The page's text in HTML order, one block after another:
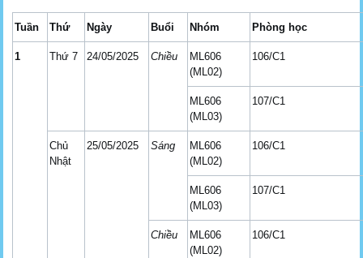
Tuần Thứ Ngày Buổi Nhóm Phòng học
1 Thứ 7 24/05/2025 Chiều
ML606
(ML02)
106/C1
ML606
(ML03)
107/C1
Chủ
Nhật
25/05/2025 Sáng
ML606
(ML02)
106/C1
ML606
(ML03)
107/C1
Chiều
ML606
(ML02)
106/C1